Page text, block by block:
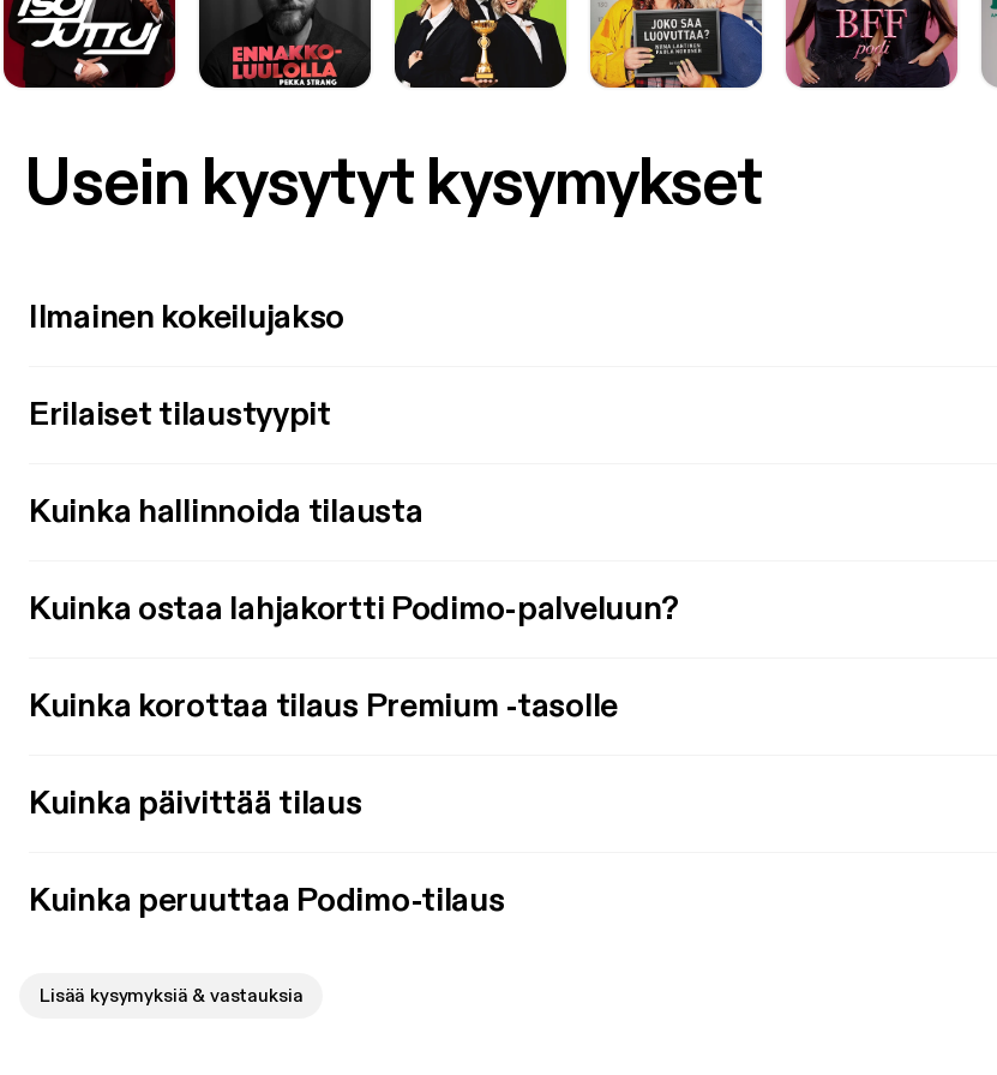
Usein kysytyt kysymykset
Ilmainen kokeilujakso
Erilaiset tilaustyypit
Kuinka hallinnoida tilausta
Kuinka ostaa lahjakortti Podimo-palveluun?
Kuinka korottaa tilaus Premium -tasolle
Kuinka päivittää tilaus
Kuinka peruuttaa Podimo-tilaus
Lisää kysymyksiä & vastauksia